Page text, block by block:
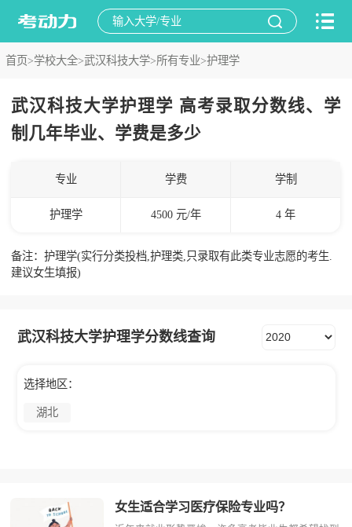
首页>学校大全>武汉科技大学>所有专业>护理学
武汉科技大学护理学 高考录取分数线、学
制几年毕业、学费是多少
专业 学费 学制
护理学 4500 元/年 4 年
备注：护理学(实行分类投档,护理类,只录取有此类专业志愿的考生.
建议女生填报)
武汉科技大学护理学分数线查询
选择地区：
湖北
女生适合学习医疗保险专业吗？